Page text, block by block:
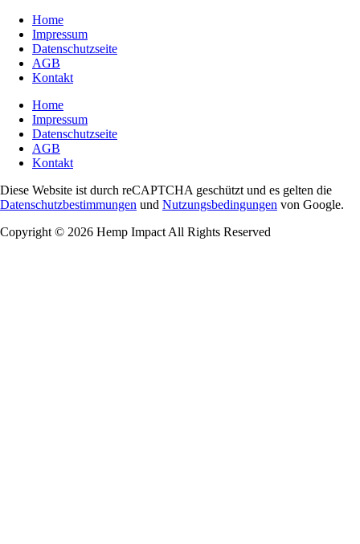
Home
Impressum
Datenschutzseite
AGB
Kontakt
Home
Impressum
Datenschutzseite
AGB
Kontakt
Diese Website ist durch reCAPTCHA geschützt und es gelten die
Datenschutzbestimmungen und Nutzungsbedingungen von Google.
Copyright © 2026 Hemp Impact All Rights Reserved